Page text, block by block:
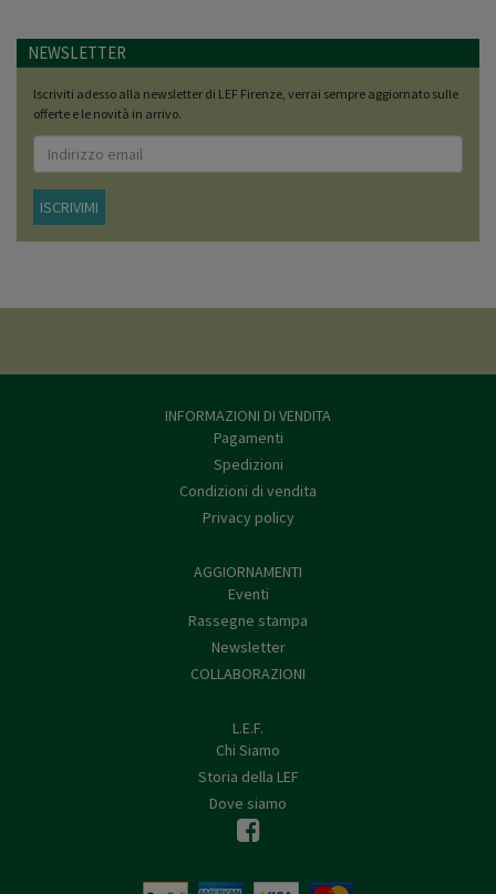
NEWSLETTER
Iscriviti adesso alla newsletter di LEF Firenze, verrai sempre aggiornato sulle
offerte e le novità in arrivo.
ISCRIVIMI
INFORMAZIONI DI VENDITA
Pagamenti
Spedizioni
Condizioni di vendita
Privacy policy
AGGIORNAMENTI
Eventi
Rassegne stampa
Newsletter
COLLABORAZIONI
L.E.F.
Chi Siamo
Storia della LEF
Dove siamo